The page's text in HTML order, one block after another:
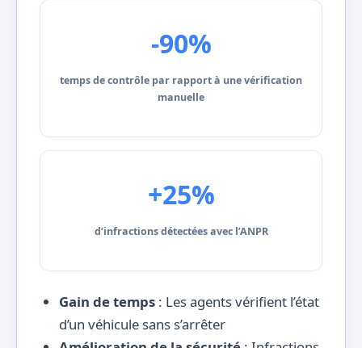
-90%
temps de contrôle par rapport à une vérification
manuelle
+25%
d’infractions détectées avec l’ANPR
Gain de temps : Les agents vérifient l’état
d’un véhicule sans s’arrêter